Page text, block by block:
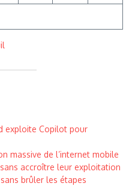
exploite Copilot pour
massive de l’internet mobile
accroître leur exploitation
brûler les étapes